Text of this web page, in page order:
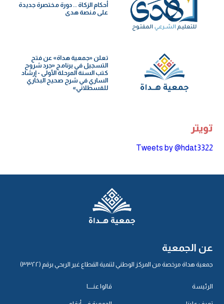
أحكام الزكاة .. دورة مختصرة جديدة
على منصة هدى
تعلن «جمعية هداة» عن فتح
التسجيل في برنامج «جرد شروح
كتب السنة️ المرحلة الأولى - إرشاد
الساري في شرح صحيح البخاري
للقسطلاني»
تويتر
Tweets by @hdat3322
عن الجمعية
جمعية هداة مرخصة من المركز الوطني لتنمية القطاع غير الربحي برقم (٣٣٢٢)
الرئيسة قالوا عنـــــا